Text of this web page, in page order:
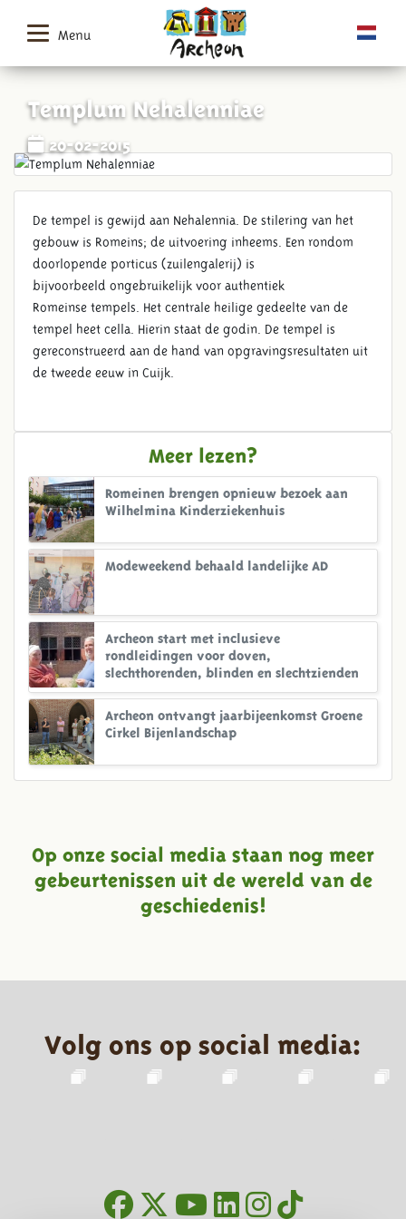
Menu
Templum Nehalenniae
20-02-2015
De tempel is gewijd aan Nehalennia. De stilering van het
gebouw is Romeins; de uitvoering inheems. Een rondom
doorlopende porticus (zuilengalerij) is
bijvoorbeeld ongebruikelijk voor authentiek
Romeinse tempels. Het centrale heilige gedeelte van de
tempel heet cella. Hierin staat de godin. De tempel is
gereconstrueerd aan de hand van opgravingsresultaten uit
de tweede eeuw in Cuijk.
Meer lezen?
Romeinen brengen opnieuw bezoek aan
Wilhelmina Kinderziekenhuis
Modeweekend behaald landelijke AD
Archeon start met inclusieve
rondleidingen voor doven,
slechthorenden, blinden en slechtzienden
Archeon ontvangt jaarbijeenkomst Groene
Cirkel Bijenlandschap
Op onze social media staan nog meer
gebeurtenissen uit de wereld van de
geschiedenis!
Volg ons op social media: